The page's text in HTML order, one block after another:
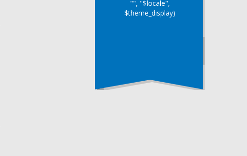
"", "$locale",
$theme_display)